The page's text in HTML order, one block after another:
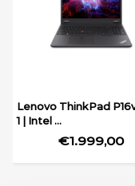
Lenovo ThinkPad
1 | Intel ...
€1.999,00